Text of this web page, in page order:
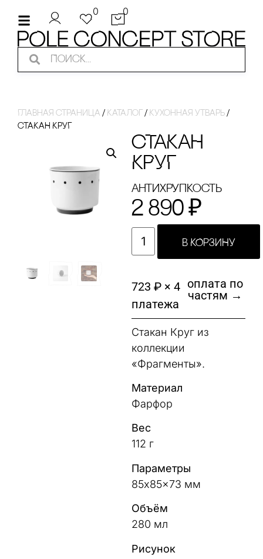
0 0
Главная страница / Каталог / Кухонная утварь /
сТАКАН КРУГ
сТАКАН
КРУГ
Антихрупкость
2 890 ₽
В КОРЗИНУ
723 ₽ × 4
платежа
оплата по
частям →
Стакан Круг из
коллекции
«Фрагменты».
Материал
Фарфор
Вес
112 г
Параметры
85x85x73 мм
Объём
280 мл
Рисунок